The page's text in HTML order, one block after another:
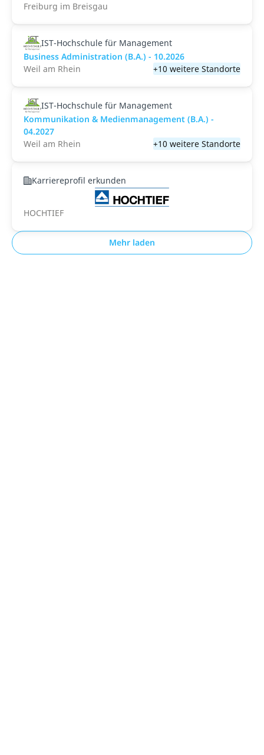
Freiburg im Breisgau
IST-Hochschule für Management
Business Administration (B.A.) - 10.2026
Weil am Rhein
+10 weitere Standorte
IST-Hochschule für Management
Kommunikation & Medienmanagement (B.A.) -
04.2027
Weil am Rhein
+10 weitere Standorte
Karriereprofil erkunden
HOCHTIEF
Mehr laden